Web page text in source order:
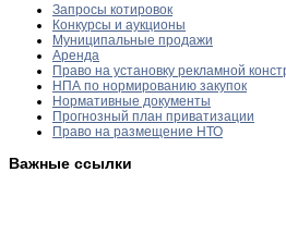
Запросы котировок
Конкурсы и аукционы
Муниципальные продажи
Аренда
Право на установку рекламной
НПА по нормированию закупок
Нормативные документы
Прогнозный план приватизации
Право на размещение НТО
Важные ссылки